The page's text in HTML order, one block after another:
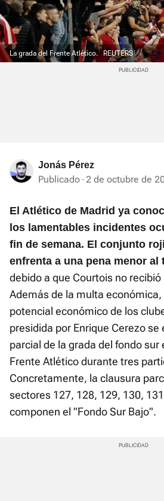
La grada del Frente Atlético. REUTERS
Jonás Pérez
Publicado 2 de octubre de
El Atlético de Madrid ya
los lamentables incidentes
fin de semana. E l conjunto
enfrenta a una pena menor al
debido a que Courtois no
Además de la multa económica,
potencial económico de los
presidida por Enrique Cerezo se
parcial de la grada del fondo sur
Frente Atlético durante tres
Concretamente, la clausura
sectores 127, 128, 129, 130,
componen el "Fondo Sur Bajo".